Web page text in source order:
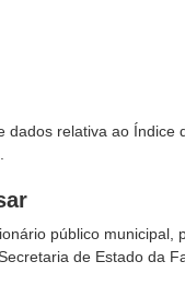
dados relativa ao Índice
público
de Estado da